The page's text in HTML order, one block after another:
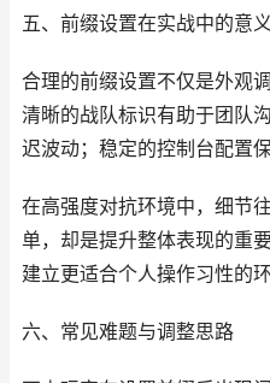
五、前缀设置在实战中的意义
合理的前缀设置不仅是外观
清晰的战队标识有助于团队
迟波动；稳定的控制台配置
在高强度对抗环境中，细节
单，却是提升整体表现的重
建立更适合个人操作习性的环
六、常见难题与调整思路